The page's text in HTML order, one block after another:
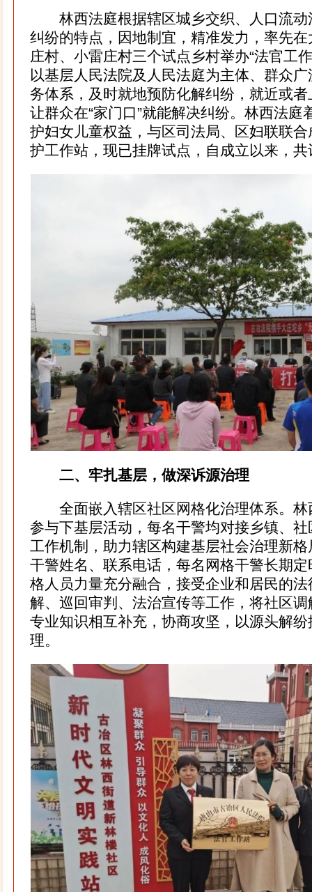
林西法庭根据辖区城乡交织、人口流动
纠纷的特点，因地制宜，精准发力，率先
庄村、小雷庄村三个试点乡村举办“法官工
以基层人民法院及人民法庭为主体、群众
务体系，及时就地预防化解纠纷，就近或
让群众在“家门口”就能解决纠纷。林西法庭
护妇女儿童权益，与区司法局、区妇联联
护工作站，现已挂牌试点，自成立以来，
二、牢扎基层，做深诉源治理
全面嵌入辖区社区网格化治理体系。林
参与下基层活动，每名干警均对接乡镇、
工作机制，助力辖区构建基层社会治理新
干警姓名、联系电话，每名网格干警长期
格人员力量充分融合，接受企业和居民的
解、巡回审判、法治宣传等工作，将社区
专业知识相互补充，协商攻坚，以源头解
理。